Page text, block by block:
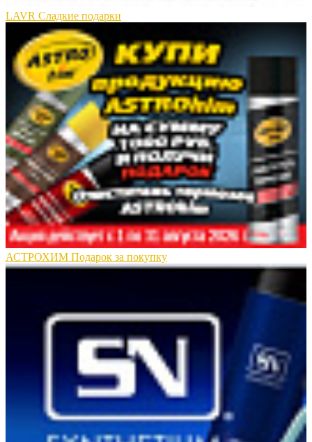
LAVR Сладкие подарки
АСТРОХИМ Подарок за покупку